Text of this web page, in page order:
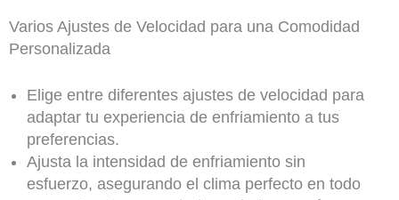
Varios Ajustes de Velocidad para una Comodidad
Personalizada
Elige entre diferentes ajustes de velocidad para
adaptar tu experiencia de enfriamiento a tus
preferencias.
Ajusta la intensidad de enfriamiento sin
esfuerzo, asegurando el clima perfecto en todo